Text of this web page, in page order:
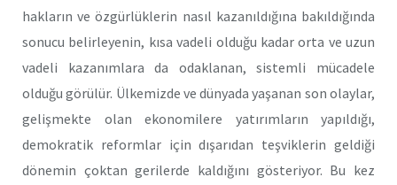
hakların ve özgürlüklerin nasıl kazanıldığına bakıldığında
sonucu belirleyenin, kısa vadeli olduğu kadar orta ve uzun
vadeli kazanımlara da odaklanan, sistemli mücadele
olduğu görülür. Ülkemizde ve dünyada yaşanan son olaylar,
gelişmekte olan ekonomilere yatırımların yapıldığı,
demokratik reformlar için dışarıdan teşviklerin geldiği
dönemin çoktan gerilerde kaldığını gösteriyor. Bu kez